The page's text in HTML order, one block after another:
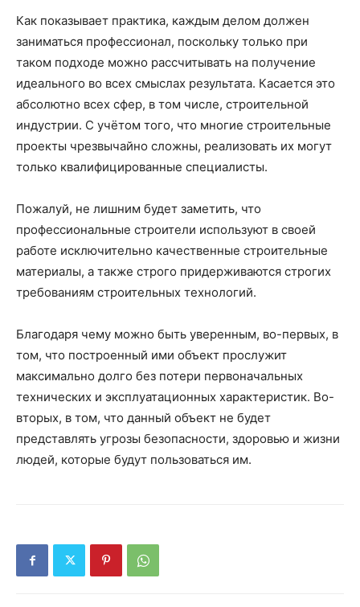
Как показывает практика, каждым делом должен
заниматься профессионал, поскольку только при
таком подходе можно рассчитывать на получение
идеального во всех смыслах результата. Касается это
абсолютно всех сфер, в том числе, строительной
индустрии. С учётом того, что многие строительные
проекты чрезвычайно сложны, реализовать их могут
только квалифицированные специалисты.
Пожалуй, не лишним будет заметить, что
профессиональные строители используют в своей
работе исключительно качественные строительные
материалы, а также строго придерживаются строгих
требованиям строительных технологий.
Благодаря чему можно быть уверенным, во-первых, в
том, что построенный ими объект прослужит
максимально долго без потери первоначальных
технических и эксплуатационных характеристик. Во-
вторых, в том, что данный объект не будет
представлять угрозы безопасности, здоровью и жизни
людей, которые будут пользоваться им.